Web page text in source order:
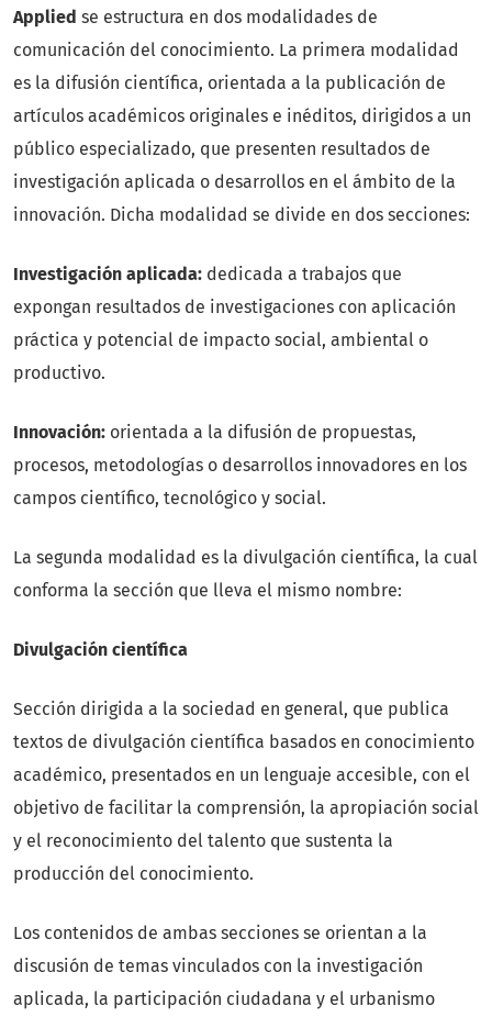
Applied se estructura en dos modalidades de
comunicación del conocimiento. La primera modalidad
es la difusión científica, orientada a la publicación de
artículos académicos originales e inéditos, dirigidos a un
público especializado, que presenten resultados de
investigación aplicada o desarrollos en el ámbito de la
innovación. Dicha modalidad se divide en dos secciones:
Investigación aplicada: dedicada a trabajos que
expongan resultados de investigaciones con aplicación
práctica y potencial de impacto social, ambiental o
productivo.
Innovación: orientada a la difusión de propuestas,
procesos, metodologías o desarrollos innovadores en los
campos científico, tecnológico y social.
La segunda modalidad es la divulgación científica, la cual
conforma la sección que lleva el mismo nombre:
Divulgación científica
Sección dirigida a la sociedad en general, que publica
textos de divulgación científica basados en conocimiento
académico, presentados en un lenguaje accesible, con el
objetivo de facilitar la comprensión, la apropiación social
y el reconocimiento del talento que sustenta la
producción del conocimiento.
Los contenidos de ambas secciones se orientan a la
discusión de temas vinculados con la investigación
aplicada, la participación ciudadana y el urbanismo